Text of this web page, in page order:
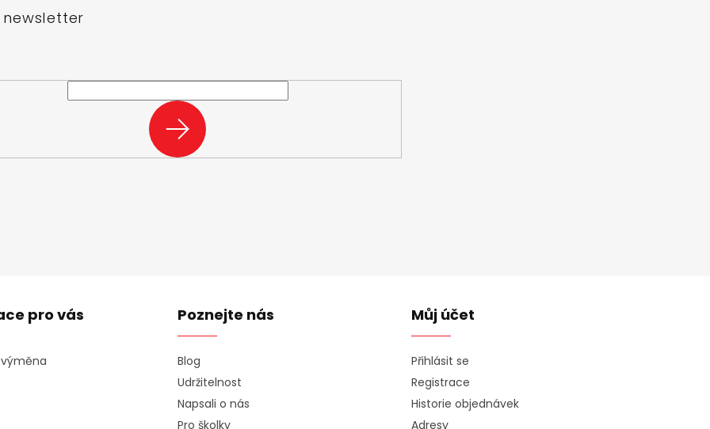
PŘIHLÁSIT
SE
pro vás Poznejte nás
Blog
Udržitelnost
Napsali o nás
Pro školky
Můj účet
Přihlásit se
Registrace
Historie objednávek
Adresy